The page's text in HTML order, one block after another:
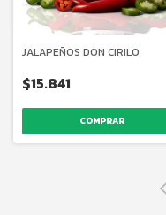
JALAPEÑOS DON CIRILO
$15.841